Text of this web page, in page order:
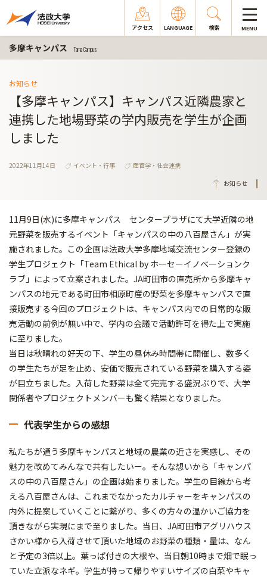
アクセス LANGUAGE 検索 MENU
多摩キャンパス Tama Campus
お知らせ
【多摩キャンパス】キャンパス近隣農家と
連携した地場野菜の学内販売を学生が企画
しました
2022年11月14日 イベント・行事
産官学・社会連携
お知らせ
11月9日(水)に多摩キャンパス センタープラザにて大学近隣の地
元野菜を販売するイベント「キャンパスの中の八百屋さん」が実
施されました。この企画は法政大学多摩地域交流センター登録の
学生プロジェクト「Team Ethical by ホーセーイノベーションク
ラブ」によって立案されました。JA町田市の直売所から多摩キャ
ンパスの地元である町田市相原町産の野菜を多摩キャンパスで直
接販売する今回のプロジェクトは、キャンパス内での日常的な販
売活動の前例が無い中で、学内の会議で活動許可を得た上で実施
に至りました。
当日は秋晴れの好天の下、学生の昼休み時間帯に開催し、数多く
の学生たちが足を止め、安価で販売されている野菜を購入する姿
が目立ちました。入荷した野菜は全て完売する盛況ぶりで、大学
関係者やプロジェクトメンバーも驚く結果となりました。
代表学生からの感想
私たちが通う多摩キャンパスと地域の農業の近さを実感し、その
魅力を改めてみんなで共有したいー。そんな想いから「キャンパ
スの中の八百屋さん」の企画は始まりました。学生の目線から考
える八百屋さんは、これまでなかったカルチャーをキャンパスの
内外に提案していくことに繋がり、多くの方々の温かいご協力を
頂きながら実現にまで至りました。当日、JA町田市アグリハウス
さかい様から入荷させて頂いた地域のお野菜の種類・量は、なん
と予定の3倍以上。葉っぱ付きの大根や、当日朝10時まで畑で眠っ
ていた立派なネギ。学生が持って帰りやすいサイズの白菜やキャ